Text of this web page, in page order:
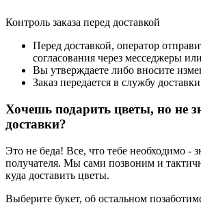
Контроль заказа перед доставкой
Перед доставкой, оператор
согласования через месседжеры
Вы утверждаете либо вносите
Заказ передается в службу доставки
Хочешь подарить цветы, но не
доставки?
Это не беда! Все, что тебе необходимо -
получателя. Мы сами позвоним и
куда доставить цветы.
Выберите букет, об остальном